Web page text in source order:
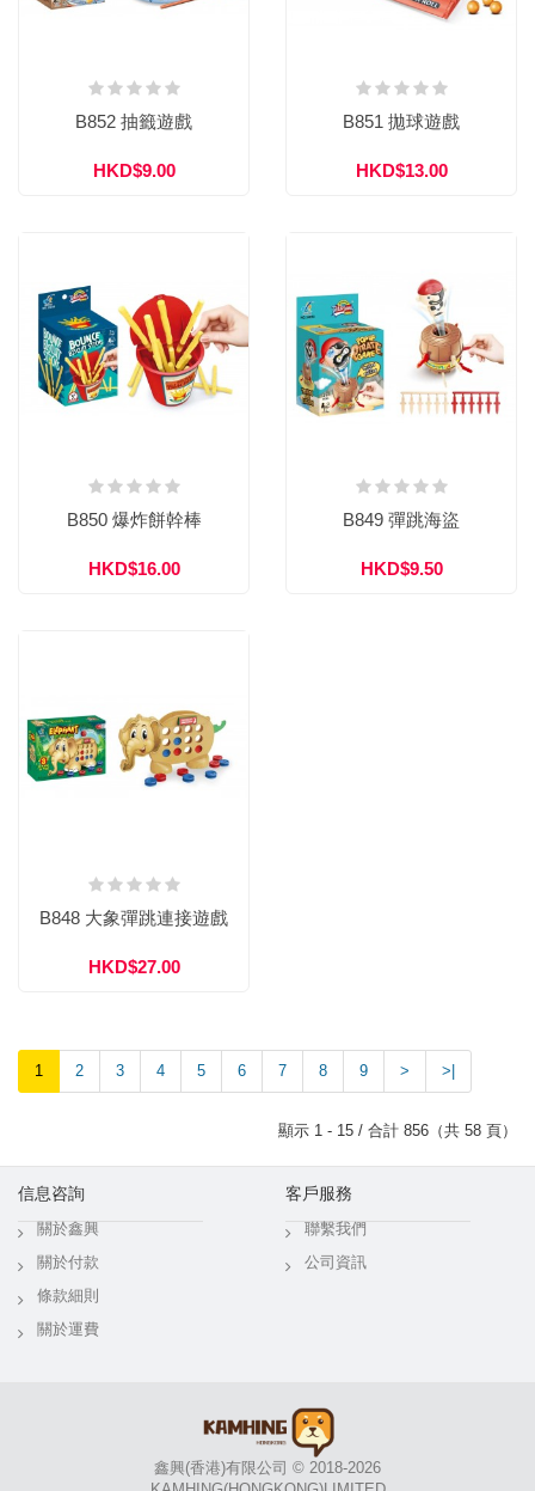
B852 抽籤遊戲
HKD$9.00
B851 拋球遊戲
HKD$13.00
B850 爆炸餅幹棒
HKD$16.00
B849 彈跳海盜
HKD$9.50
B848 大象彈跳連接遊戲
HKD$27.00
1 2 3 4 5 6 7 8 9 > >|
顯示 1 - 15 / 合計 856（共 58 頁）
信息咨詢
關於鑫興
關於付款
條款細則
關於運費
客戶服務
聯繫我們
公司資訊
鑫興(香港)有限公司 © 2018-2026